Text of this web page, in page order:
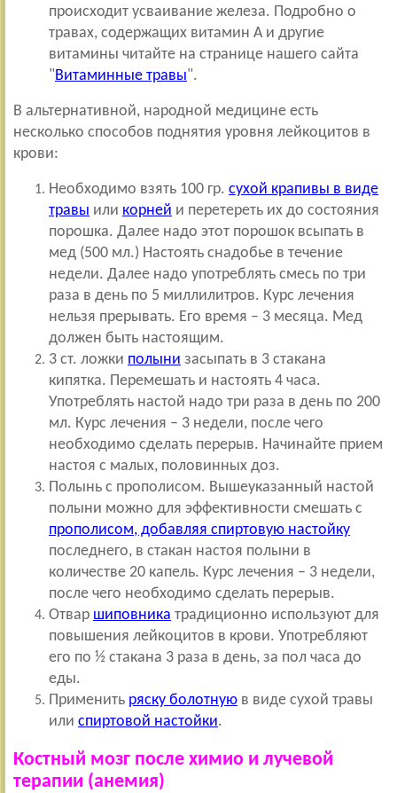
происходит усваивание железа. Подробно о
травах, содержащих витамин А и другие
витамины читайте на странице нашего сайта
"Витаминные травы".
В альтернативной, народной медицине есть
несколько способов поднятия уровня лейкоцитов в
крови:
Необходимо взять 100 гр. сухой крапивы в виде
травы или корней и перетереть их до состояния
порошка. Далее надо этот порошок всыпать в
мед (500 мл.) Настоять снадобье в течение
недели. Далее надо употреблять смесь по три
раза в день по 5 миллилитров. Курс лечения
нельзя прерывать. Его время – 3 месяца. Мед
должен быть настоящим.
3 ст. ложки полыни засыпать в 3 стакана
кипятка. Перемешать и настоять 4 часа.
Употреблять настой надо три раза в день по 200
мл. Курс лечения – 3 недели, после чего
необходимо сделать перерыв. Начинайте прием
настоя с малых, половинных доз.
Полынь с прополисом. Вышеуказанный настой
полыни можно для эффективности смешать с
прополисом, добавляя спиртовую настойку
последнего, в стакан настоя полыни в
количестве 20 капель. Курс лечения – 3 недели,
после чего необходимо сделать перерыв.
Отвар шиповника традиционно используют для
повышения лейкоцитов в крови. Употребляют
его по ½ стакана 3 раза в день, за пол часа до
еды.
Применить ряску болотную в виде сухой травы
или спиртовой настойки.
Костный мозг после химио и лучевой
терапии (анемия)